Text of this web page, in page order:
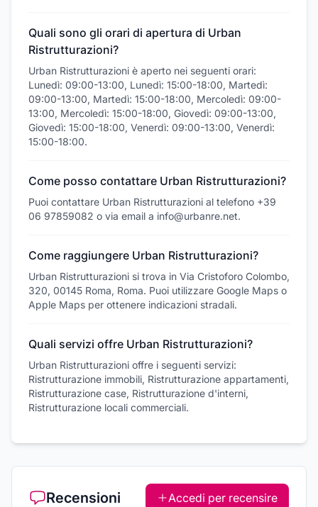
Quali sono gli orari di apertura di Urban
Ristrutturazioni?
Urban Ristrutturazioni è aperto nei seguenti orari:
Lunedì: 09:00-13:00, Lunedì: 15:00-18:00, Martedì:
09:00-13:00, Martedì: 15:00-18:00, Mercoledì: 09:00-
13:00, Mercoledì: 15:00-18:00, Giovedì: 09:00-13:00,
Giovedì: 15:00-18:00, Venerdì: 09:00-13:00, Venerdì:
15:00-18:00.
Come posso contattare Urban Ristrutturazioni?
Puoi contattare Urban Ristrutturazioni al telefono +39
06 97859082 o via email a info@urbanre.net.
Come raggiungere Urban Ristrutturazioni?
Urban Ristrutturazioni si trova in Via Cristoforo Colombo,
320, 00145 Roma, Roma. Puoi utilizzare Google Maps o
Apple Maps per ottenere indicazioni stradali.
Quali servizi offre Urban Ristrutturazioni?
Urban Ristrutturazioni offre i seguenti servizi:
Ristrutturazione immobili, Ristrutturazione appartamenti,
Ristrutturazione case, Ristrutturazione d'interni,
Ristrutturazione locali commerciali.
Recensioni Accedi per recensire